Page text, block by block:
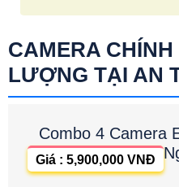
CAMERA
LƯỢNG TẠI AN
Combo 4 Camera
Giá : 5,900,000 VNĐ